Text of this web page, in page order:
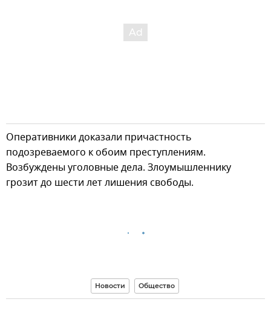
Оперативники доказали причастность
подозреваемого к обоим преступлениям.
Возбуждены уголовные дела. Злоумышленнику
грозит до шести лет лишения свободы.
Новости Общество